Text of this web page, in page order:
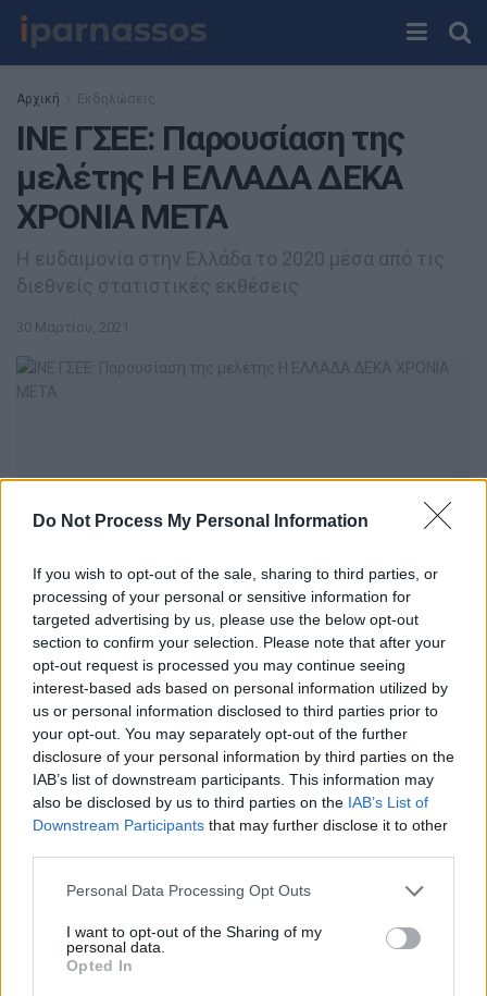
Do Not Process My Personal Information
If you wish to opt-out of the sale, sharing to third parties, or
processing of your personal or sensitive information for
targeted advertising by us, please use the below opt-out
section to confirm your selection. Please note that after your
opt-out request is processed you may continue seeing
interest-based ads based on personal information utilized by
us or personal information disclosed to third parties prior to
your opt-out. You may separately opt-out of the further
disclosure of your personal information by third parties on the
IAB’s list of downstream participants. This information may
also be disclosed by us to third parties on the IAB’s List of
Downstream Participants that may further disclose it to other
Personal Data Processing Opt Outs
I want to opt-out of the Sharing of my
personal data.
Opted In
Αρχική Εκδηλώσεις
ΙΝΕ ΓΣΕΕ: Παρουσίαση της
μελέτης H EΛΛΑΔΑ ΔΕΚΑ
ΧΡΟΝΙΑ ΜΕΤΑ
Η ευδαιμονία στην Ελλάδα το 2020 μέσα από τις
διεθνείς στατιστικές εκθέσεις
30 Μαρτίου, 2021
0
SHARES
Τ
ο Ινστιτούτο Εργασίας της ΓΣΕΕ σας προσκαλεί
στην παρουσίαση της νέας μελέτης με τίτλο “
Eλλάδα δέκα χρόνια μετά: Η ευδαιμονία στην
Ελλάδα το 2020 μέσα από τις διεθνείς στατιστικές
εκθέσεις”, η οποία εκπονήθηκε από τον Καθηγητή
Κοινωνιολογίας του Τμήματος Επικοινωνίας & ΜΜΕ του
ΕΚΠΑ, κ. Νίκο Παναγιωτόπουλο (σε συνεργασία με τον
Η εκδήλωση θα πραγματοποιηθεί